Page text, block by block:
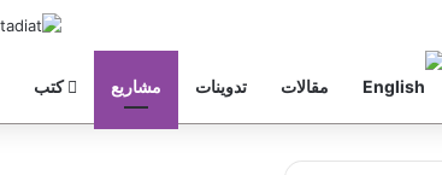
مقالات تدوينات مشاريع كتب